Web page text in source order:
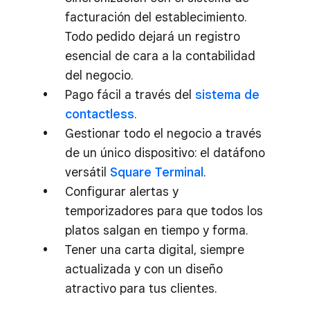
facturación del establecimiento.
Todo pedido dejará un registro
esencial de cara a la contabilidad
del negocio.
Pago fácil a través del sistema de
contactless.
Gestionar todo el negocio a través
de un único dispositivo: el datáfono
versátil Square Terminal.
Configurar alertas y
temporizadores para que todos los
platos salgan en tiempo y forma.
Tener una carta digital, siempre
actualizada y con un diseño
atractivo para tus clientes.